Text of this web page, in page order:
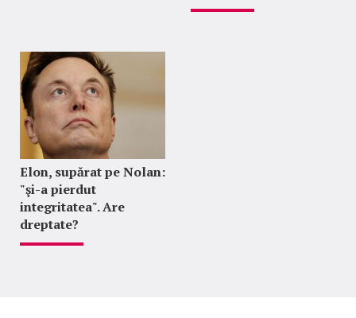
Elon, supărat pe Nolan:
"şi-a pierdut
integritatea". Are
dreptate?